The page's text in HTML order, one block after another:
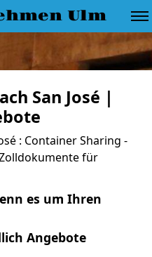
Ulm
San José |
: Container Sharing -
für
es um Ihren
Angebote